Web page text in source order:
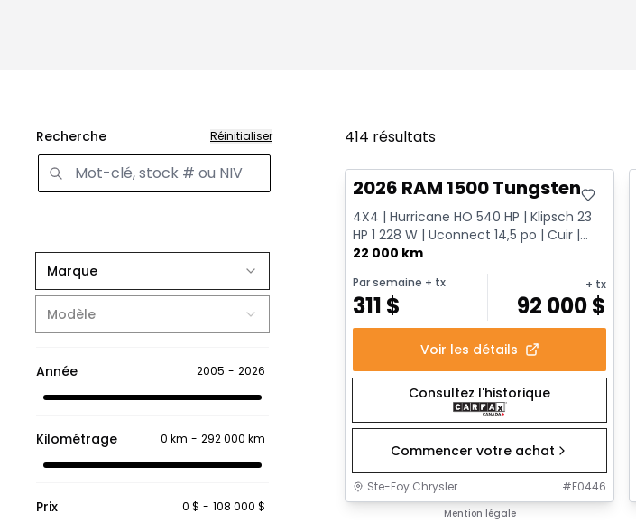
Recherche Réinitialiser
Marque
Modèle
Année 2005 - 2026
Kilométrage 0 km - 292 000 km
Prix 0 $ - 108 000 $
414 résultats
Très bonne offre
2026 RAM 1500 Tungsten
4X4 | Hurricane HO 540 HP | Klipsch 23
HP 1 228 W | Uconnect 14,5 po | Cuir |
Mags 22 po
22 000 km
Par semaine + tx
311 $
+ tx
92 000$
Voir les détails
Consultez l'historique
Commencer votre achat
Ste-Foy Chrysler #F0446
Mention légale
Très bonne offre